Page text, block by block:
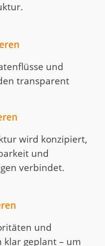
und
transparent
wird konzipiert,
und
verbindet.
und
geplant – um